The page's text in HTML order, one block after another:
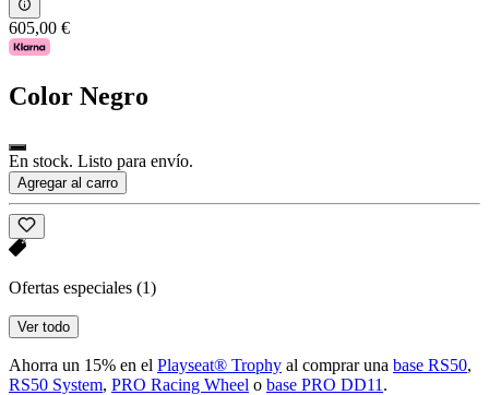
605,00 €
Color Negro
En stock. Listo para envío.
Agregar al carro
Ofertas especiales (1)
Ver todo
Ahorra un 15% en el Playseat® Trophy al comprar una base RS50,
RS50 System, PRO Racing Wheel o base PRO DD11 .